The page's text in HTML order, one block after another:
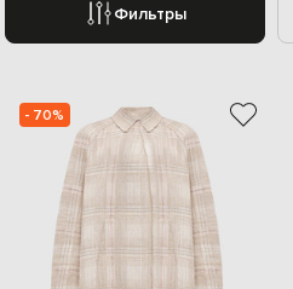
Фильтры
- 70%